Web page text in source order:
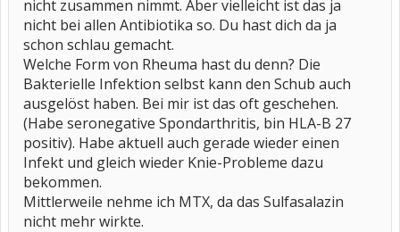
nicht zusammen nimmt. Aber vielleicht ist das ja
nicht bei allen Antibiotika so. Du hast dich da ja
schon schlau gemacht.
Welche Form von Rheuma hast du denn? Die
Bakterielle Infektion selbst kann den Schub auch
ausgelöst haben. Bei mir ist das oft geschehen.
(Habe seronegative Spondarthritis, bin HLA-B 27
positiv). Habe aktuell auch gerade wieder einen
Infekt und gleich wieder Knie-Probleme dazu
bekommen.
Mittlerweile nehme ich MTX, da das Sulfasalazin
nicht mehr wirkte.